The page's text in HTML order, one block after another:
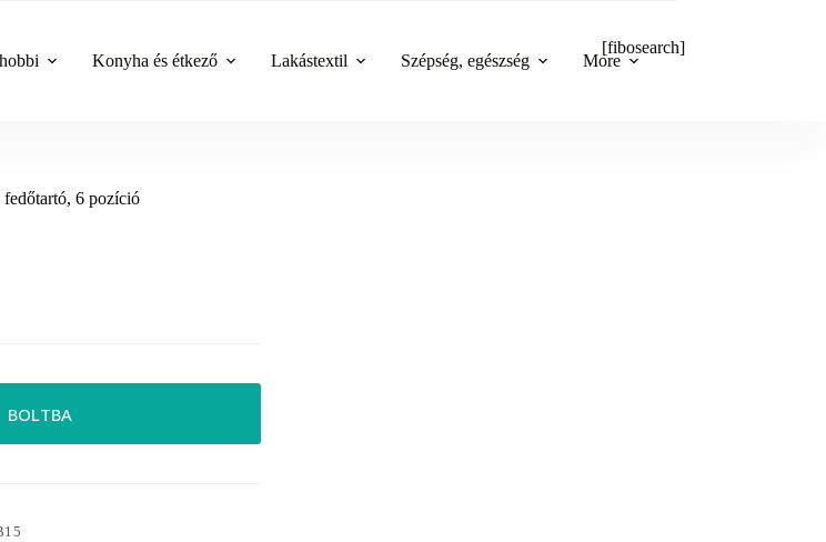
Konyha és étkező Lakástextil Szépség, egészség More
[fibosearch]
6 pozíció
BOLTBA